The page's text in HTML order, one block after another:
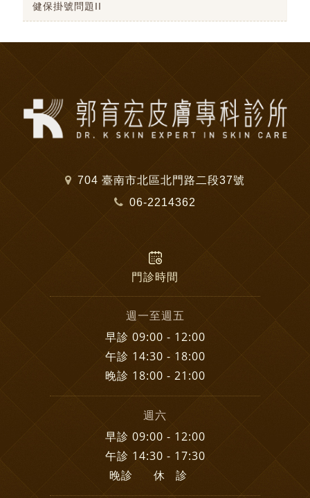
健保掛號問題II
704 臺南市北區北門路二段37號
06-2214362
門診時間
週一至週五
早診 09:00 - 12:00
午診 14:30 - 18:00
晚診 18:00 - 21:00
週六
早診 09:00 - 12:00
午診 14:30 - 17:30
晚診 休 診